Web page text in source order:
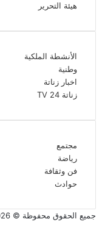
هيئة التحرير
الأنشطة الملكية
وطنية
اخبار زناتة
زناتة 24 TV
مجتمع
رياضة
فن وثقافة
حوادث
جميع الحقوق محفوظة © 2026 زناتة 24